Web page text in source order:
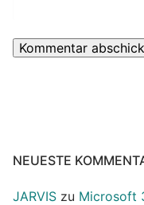
NEUESTE
JARVIS zu Microsoft